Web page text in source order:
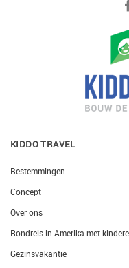
KIDDO TRAVEL
Bestemmingen
Concept
Over ons
Rondreis in Amerika met
Gezinsvakantie